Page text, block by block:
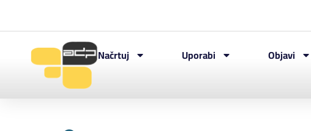
Načrtuj Uporabi Objavi